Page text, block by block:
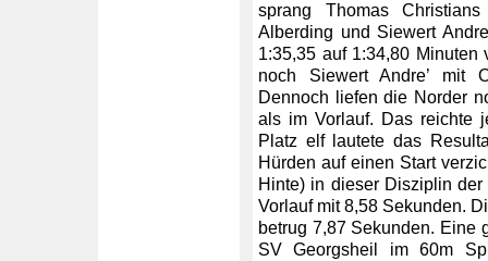
sprang Thomas
Alberding und Siewert
1:35,35 auf 1:34,80 Minuten
noch Siewert Andre’ mit
Dennoch liefen die Norder
als im Vorlauf. Das reichte
Platz elf lautete das
Hürden auf einen Start
Hinte) in dieser Disziplin
Vorlauf mit 8,58 Sekunden.
betrug 7,87 Sekunden. Eine
SV Georgsheil im 60m